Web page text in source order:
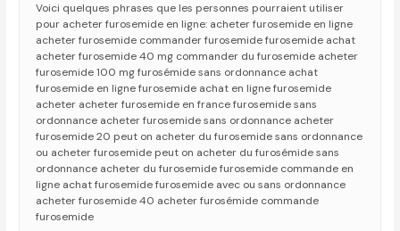
Voici quelques phrases que les personnes pourraient utiliser
pour acheter furosemide en ligne: acheter furosemide en ligne
acheter furosemide commander furosemide furosemide achat
acheter furosemide 40 mg commander du furosemide acheter
furosemide 100 mg furosémide sans ordonnance achat
furosemide en ligne furosemide achat en ligne furosemide
acheter acheter furosemide en france furosemide sans
ordonnance acheter furosemide sans ordonnance acheter
furosemide 20 peut on acheter du furosemide sans ordonnance
ou acheter furosemide peut on acheter du furosémide sans
ordonnance acheter du furosemide furosemide commande en
ligne achat furosemide furosemide avec ou sans ordonnance
acheter furosemide 40 acheter furosémide commande
furosemide